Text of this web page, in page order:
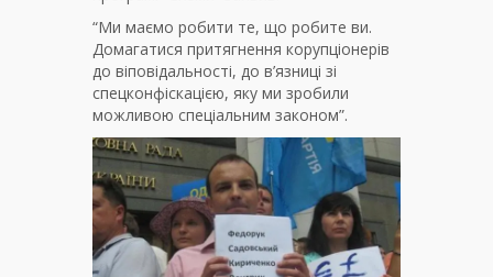
“Ми маємо робити те, що робите ви.
Домагатися притягнення корупціонерів
до віповідальності, до в’язниці зі
спецконфіскацією, яку ми зробили
можливою спеціальним законом”.